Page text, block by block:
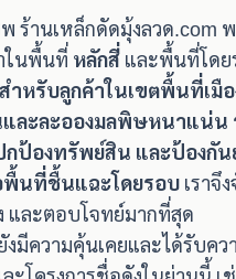
ร้านเหล็กดัดมุ้งลวด.com
ในพื้นที่ หลักสี่ และพื้นที่โดย
สำหรับลูกค้าในเขตพื้นที่เมื
ะละอองมลพิษหนาแน่น
ป้องทรัพย์สิน และป้องกั
พื้นที่ชื้นแฉะโดยรอบ เราจึ
และตอบโจทย์มากที่สุด
งมีความคุ้นเคยและได้รับคว